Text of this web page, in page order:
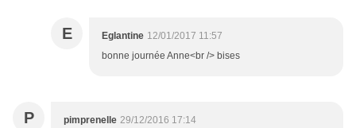
E Eglantine 12/01/2017 11:57
bonne journée Anne<br /> bises
P pimprenelle 29/12/2016 17:14